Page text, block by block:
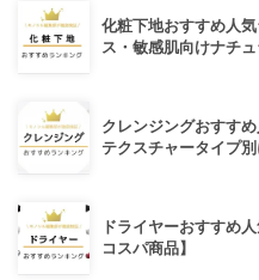
化粧下地おすすめ人
ス・敏感肌向けナチ
クレンジングおすす
テクスチャータイプ別
ドライヤーおすすめ
コスパ商品】